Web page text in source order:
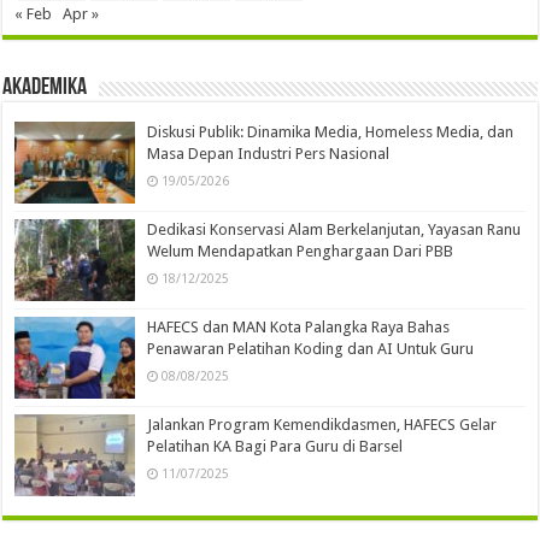
« Feb
Apr »
Akademika
Diskusi Publik: Dinamika Media, Homeless Media, dan
Masa Depan Industri Pers Nasional
19/05/2026
Dedikasi Konservasi Alam Berkelanjutan, Yayasan Ranu
Welum Mendapatkan Penghargaan Dari PBB
18/12/2025
HAFECS dan MAN Kota Palangka Raya Bahas
Penawaran Pelatihan Koding dan AI Untuk Guru
08/08/2025
Jalankan Program Kemendikdasmen, HAFECS Gelar
Pelatihan KA Bagi Para Guru di Barsel
11/07/2025